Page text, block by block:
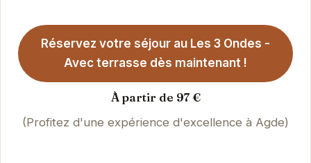
Réservez votre séjour au Les 3 Ondes -
Avec terrasse dès maintenant !
À partir de 97 €
(Profitez d'une expérience d'excellence à Agde)